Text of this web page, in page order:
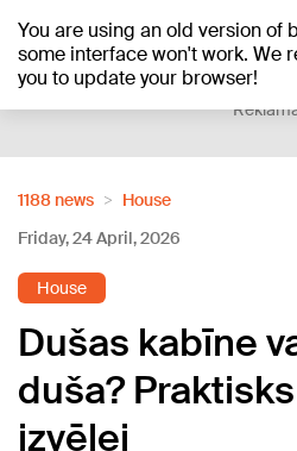
You are using an old version of
some interface won't work. We
you to update your browser!
+15°C
1188 news
House
Friday, 24 April, 2026
House
Dušas kabīne
duša?
izvēlei